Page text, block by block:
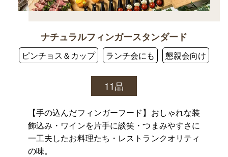
ナチュラルフィンガースタンダード
ピンチョス＆カップ ランチ会にも 懇親会向け
11品
【手の込んだフィンガーフード】おしゃれな装
飾込み・ワインを片手に談笑・つまみやすさに
一工夫したお料理たち・レストランクオリティ
の味。